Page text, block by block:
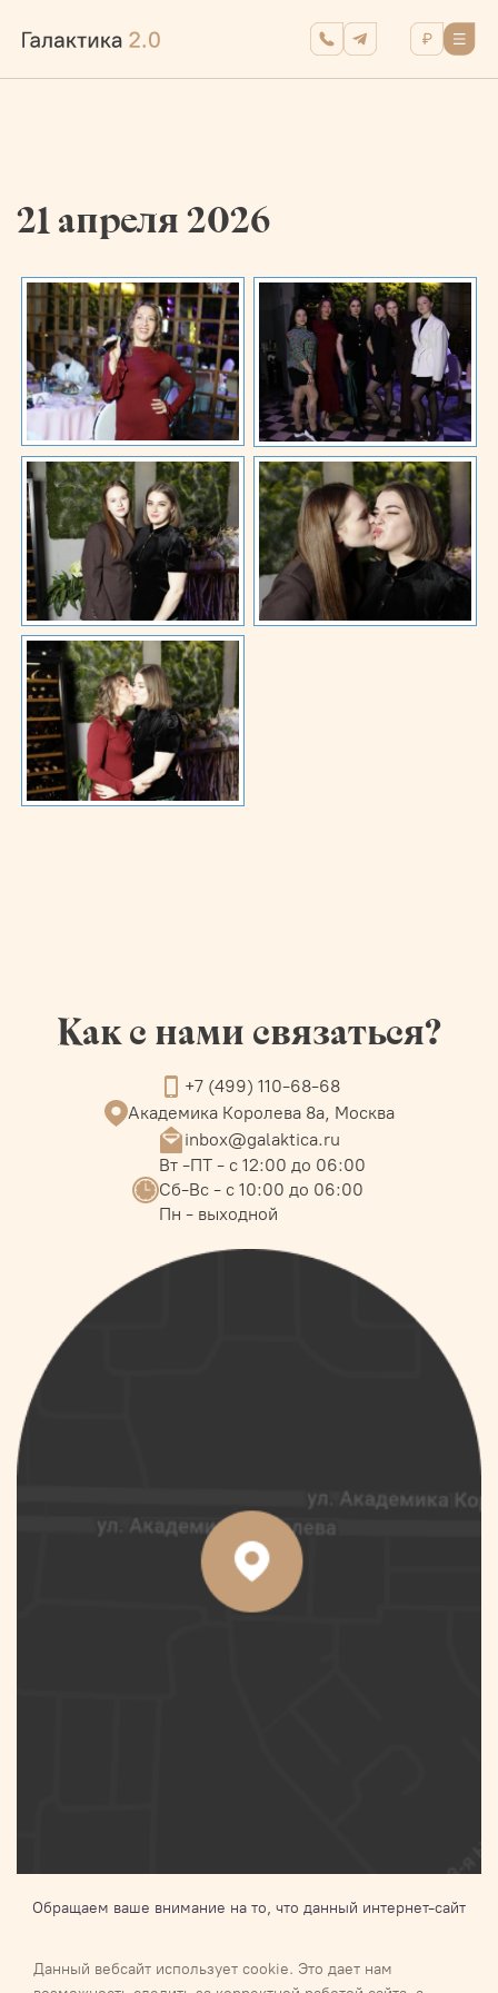
Данный вебсайт использует cookie. Это дает нам
21 апреля 2026
Как с нами связаться?
+7 (499) 110-68-68
Академика Королева 8а, Москва
inbox@galaktica.ru
Вт -ПТ - с 12:00 до 06:00
Сб-Вс - с 10:00 до 06:00
Пн - выходной
Обращаем ваше внимание на то, что данный интернет-сайт
определяемой положениями Статьи 437 п.2 Гражданского